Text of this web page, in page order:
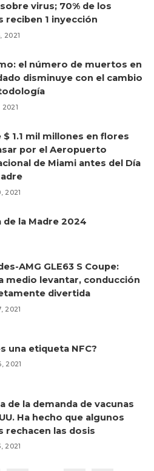
virus; 70% de los
reciben 1 inyección
2021
el número de muertos en
disminuye con el cambio
$ 1.1 mil millones en flores
por el Aeropuerto
de Miami antes del Día
2021
de la Madre 2024
AMG GLE63 S Coupe:
medio levantar, conducción
divertida
2021
una etiqueta NFC?
2021
de la demanda de vacunas
Ha hecho que algunos
rechacen las dosis
2021